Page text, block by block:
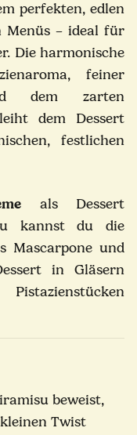
perfekten, edlen
Menüs – ideal für
Die harmonische
feiner
dem zarten
dem Dessert
festlichen
als Dessert
kannst du die
Mascarpone und
in Gläsern
beweist,
Twist